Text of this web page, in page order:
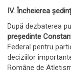
IV. Încheierea
După dezbaterea
președinte
Federal pentru
deciziilor
Române de